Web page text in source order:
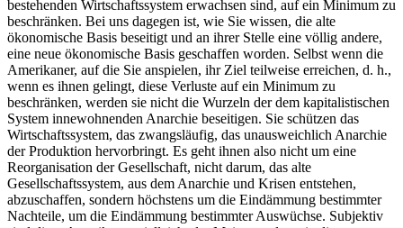
bestehenden Wirtschaftssystem erwachsen sind, auf ein Minimum zu
beschränken. Bei uns dagegen ist, wie Sie wissen, die alte
ökonomische Basis beseitigt und an ihrer Stelle eine völlig andere,
eine neue ökonomische Basis geschaffen worden. Selbst wenn die
Amerikaner, auf die Sie anspielen, ihr Ziel teilweise erreichen, d. h.,
wenn es ihnen gelingt, diese Verluste auf ein Minimum zu
beschränken, werden sie nicht die Wurzeln der dem kapitalistischen
System innewohnenden Anarchie beseitigen. Sie schützen das
Wirtschaftssystem, das zwangsläufig, das unausweichlich Anarchie
der Produktion hervorbringt. Es geht ihnen also nicht um eine
Reorganisation der Gesellschaft, nicht darum, das alte
Gesellschaftssystem, aus dem Anarchie und Krisen entstehen,
abzuschaffen, sondern höchstens um die Eindämmung bestimmter
Nachteile, um die Eindämmung bestimmter Auswüchse. Subjektiv